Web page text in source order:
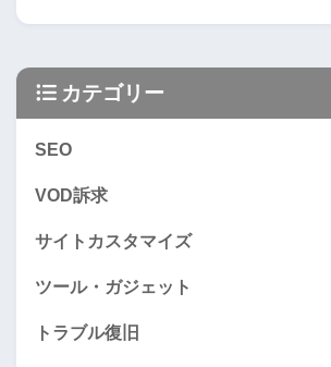
カテゴリー
SEO
VOD訴求
サイトカスタマイズ
ツール・ガジェット
トラブル復旧